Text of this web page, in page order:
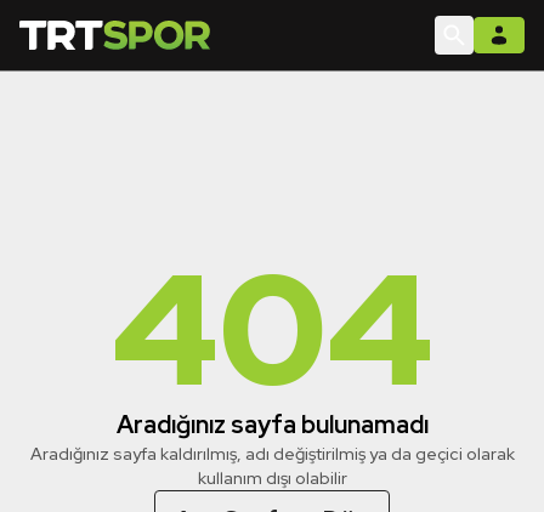
404
Aradığınız sayfa bulunamadı
Aradığınız sayfa kaldırılmış, adı değiştirilmiş ya da geçici olarak
kullanım dışı olabilir